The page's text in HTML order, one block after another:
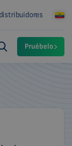
Pruébelo